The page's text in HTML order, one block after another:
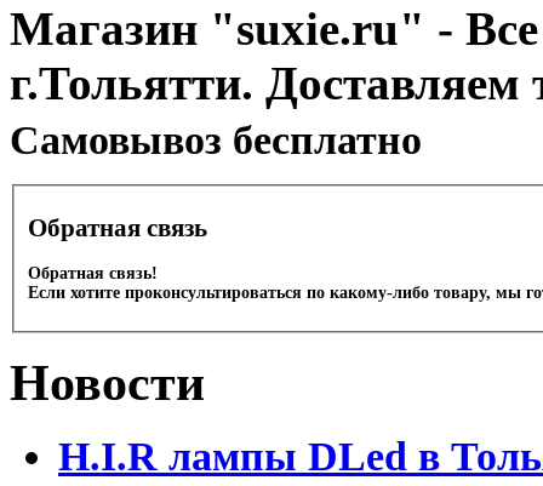
Магазин "suxie.ru" - Все
г.Тольятти.
Cамовывоз бесплатно
Обратная связь
Обратная связь!
Если хотите проконсультироваться по какому-либо товару, мы
Новости
H.I.R лампы DLed в